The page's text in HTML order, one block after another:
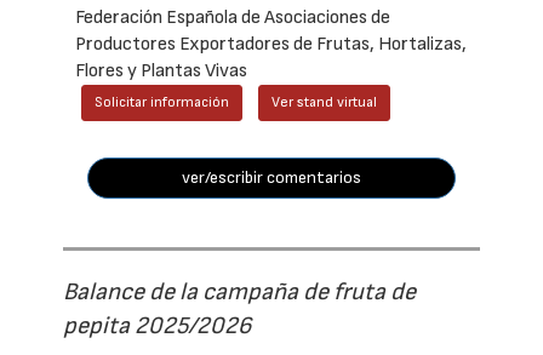
Federación Española de Asociaciones de
Productores Exportadores de Frutas, Hortalizas,
Flores y Plantas Vivas
Solicitar información Ver stand virtual
ver/escribir comentarios
Balance de la campaña de fruta de
pepita 2025/2026